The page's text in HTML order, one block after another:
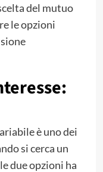
del mutuo
le opzioni
è uno dei
si cerca un
due opzioni ha